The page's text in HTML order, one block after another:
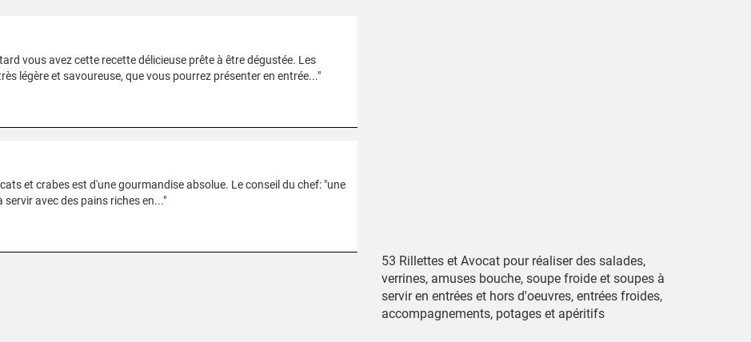
vous avez cette recette délicieuse prête à être dégustée. Les
légère et savoureuse, que vous pourrez présenter en entrée..."
et crabes est d'une gourmandise absolue. Le conseil du chef: "une
avec des pains riches en..."
53 Rillettes et Avocat pour réaliser des salades,
verrines, amuses bouche, soupe froide et soupes à
servir en entrées et hors d'oeuvres, entrées froides,
accompagnements, potages et apéritifs